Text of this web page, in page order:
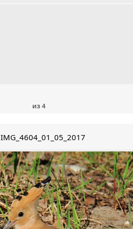
из 4
IMG_4604_01_05_2017